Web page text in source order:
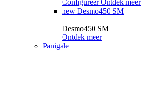
Configureer Ontdek meer
new Desmo450 SM
Desmo450 SM
Ontdek meer
Panigale